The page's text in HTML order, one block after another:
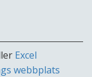
Excel
webbplats